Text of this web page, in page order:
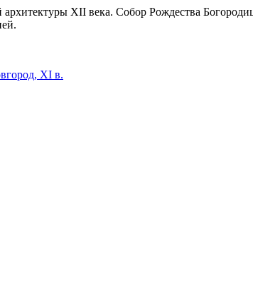
XII века. Собор Рождества
XI в.